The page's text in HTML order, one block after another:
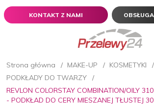
KONTAKT Z NAMI
Strona główna MAKE-UP
KOSMETYKI
PODKŁADY DO TWARZY
REVLON COLORSTAY COMBINATION/OILY
- PODKŁAD DO CERY MIESZANEJ TŁUSTEJ